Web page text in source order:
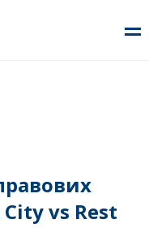
vs Rest